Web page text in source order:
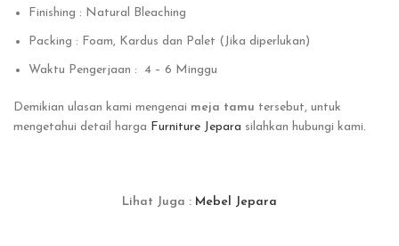
Finishing : Natural Bleaching
Packing : Foam, Kardus dan Palet (Jika diperlukan)
Waktu Pengerjaan : 4 – 6 Minggu
Demikian ulasan kami mengenai meja tamu tersebut, untuk
mengetahui detail harga Furniture Jepara silahkan hubungi kami.
Lihat Juga : Mebel Jepara